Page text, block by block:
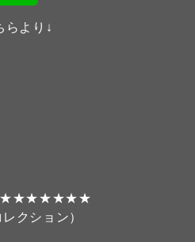
らより↓
クション）